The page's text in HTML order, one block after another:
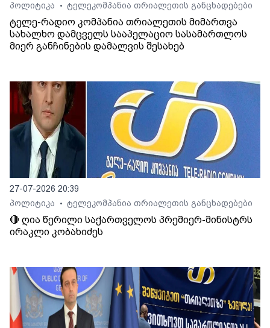
პოლიტიკა
• ტელეკომპანია თრიალეთის განცხადებები
ტელე-რადიო კომპანია თრიალეთის მიმართვა
სახალხო დამცველს სააპელაციო სასამართლოს
მიერ განჩინების დამალვის შესახებ
27-07-2026 20:39
პოლიტიკა
• ტელეკომპანია თრიალეთის განცხადებები
🔴 ღია წერილი საქართველოს პრემიერ-მინისტრს
ირაკლი კობახიძეს